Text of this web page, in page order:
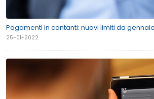
Pagamenti in contanti: nuovi limiti da
25-01-2022